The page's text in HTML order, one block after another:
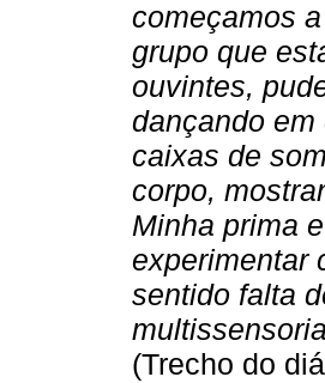
começamos
grupo que
ouvintes,
dançando
caixas de
corpo,
Minha prima
experimentar
sentido falta
(Trecho do